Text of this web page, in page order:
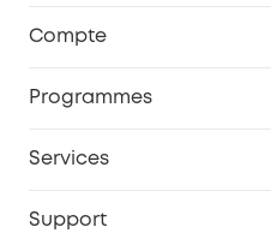
Compte
Programmes
Services
Support